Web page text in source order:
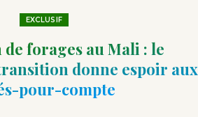
EXCLUSIF
forages au Mali : le
donne espoir aux
pour-compte